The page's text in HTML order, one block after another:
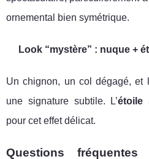
ornemental bien symétrique.
Look “mystère” : nuque +
Un chignon, un col dégagé, et
une signature subtile. L’étoile
pour cet effet délicat.
Questions